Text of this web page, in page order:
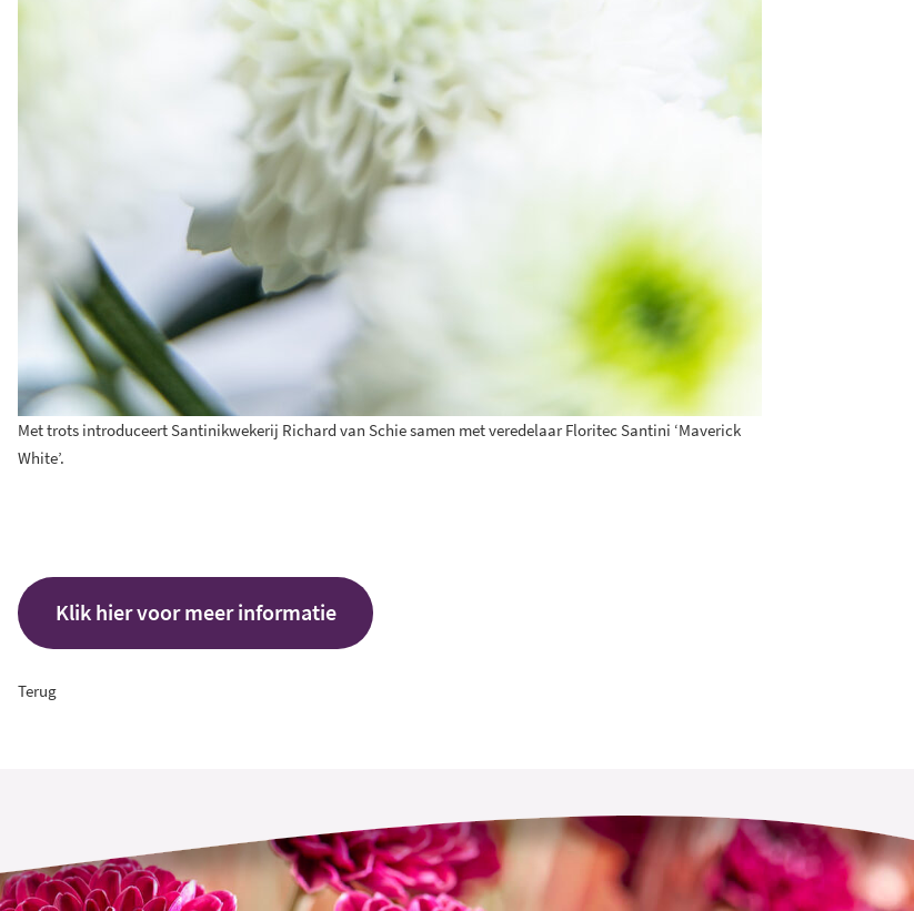
Met trots introduceert Santinikwekerij Richard van Schie samen met veredelaar Floritec Santini ‘Maverick
White’.
Klik hier voor meer informatie
Terug